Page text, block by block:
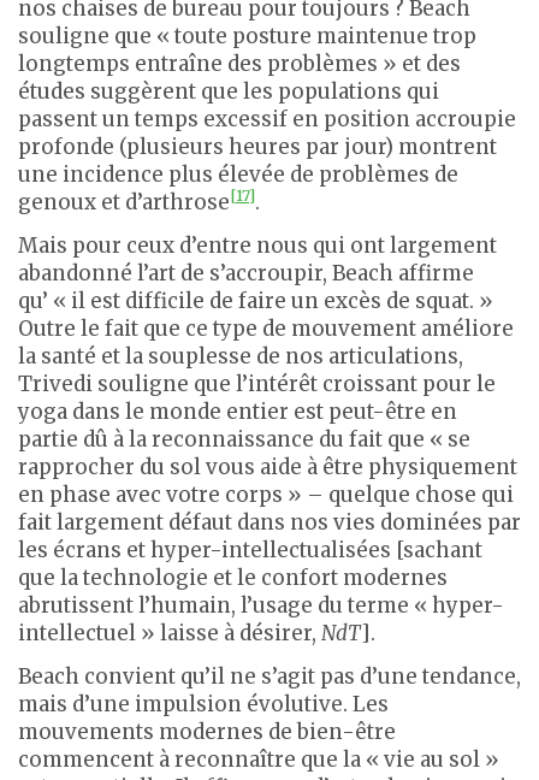
nos chaises de bureau pour toujours ? Beach
souligne que « toute posture maintenue trop
longtemps entraîne des problèmes » et des
études suggèrent que les populations qui
passent un temps excessif en position accroupie
profonde (plusieurs heures par jour) montrent
une incidence plus élevée de problèmes de
genoux et d’arthrose[17].
Mais pour ceux d’entre nous qui ont largement
abandonné l’art de s’accroupir, Beach affirme
qu’ « il est difficile de faire un excès de squat. »
Outre le fait que ce type de mouvement améliore
la santé et la souplesse de nos articulations,
Trivedi souligne que l’intérêt croissant pour le
yoga dans le monde entier est peut-être en
partie dû à la reconnaissance du fait que « se
rapprocher du sol vous aide à être physiquement
en phase avec votre corps » – quelque chose qui
fait largement défaut dans nos vies dominées par
les écrans et hyper-intellectualisées [sachant
que la technologie et le confort modernes
abrutissent l’humain, l’usage du terme « hyper-
intellectuel » laisse à désirer, NdT].
Beach convient qu’il ne s’agit pas d’une tendance,
mais d’une impulsion évolutive. Les
mouvements modernes de bien-être
commencent à reconnaître que la « vie au sol »